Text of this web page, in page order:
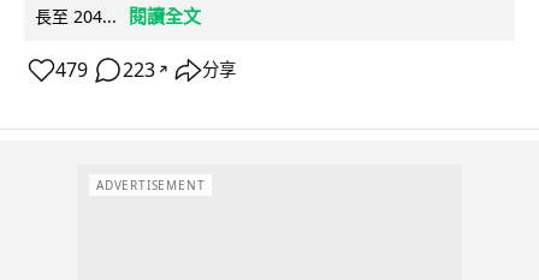
長至 204...
閱讀全文
479 223 ↗ 分享
ADVERTISEMENT